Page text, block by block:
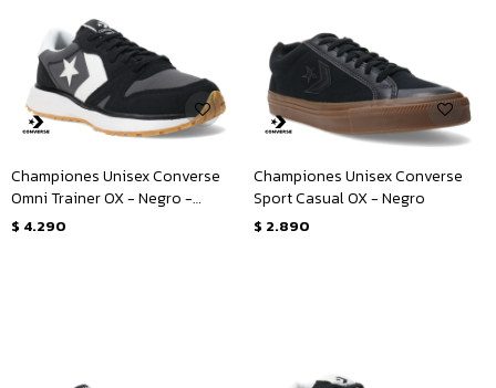
Championes Unisex Converse
Omni Trainer OX - Negro -
Blanco
$ 4.290
Championes Unisex Converse
Sport Casual OX - Negro
$ 2.890